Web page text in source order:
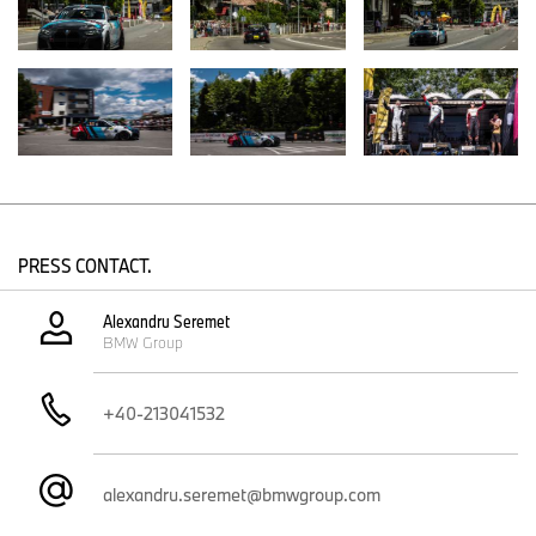
OMV Petrom - își propune să fie liderul tranziției energetice în
Europa de Sud-Est, prin dezvoltarea de proiecte inovatoare și
sustenabile. Compania se angajează să atingă neutralitatea
emisiilor de carbon pentru operațiunile proprii până în 2050 și
sprijină activ clienții în reducerea amprentei lor de carbon.
Strategia 2030 include investiții semnificative în energie
mobilitate electrică, contribuind astfel la un viitor cu emisii reduse
plan total de investiții de 11 miliarde de euro până în 2030. Acesta
energetic românesc.
inginerie specializată în dezvoltarea tehnologiilor de propulsie,
FEV ROMÂNIA sprijină echipa cu expertiză avansată în domeniul
perfecționarea tehnică a modelului BMW i4 Racing și la
implementarea unor soluții inovatoare pentru creșterea
performanței.
PRESS CONTACT.
Alexandru Seremet
BMW Group
+40-213041532
alexandru.seremet@bmwgroup.com